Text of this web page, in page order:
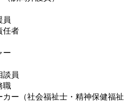
員
任者
ー
談員
職
カー（社会福祉士・精神保健福祉